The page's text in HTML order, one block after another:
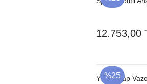
12.753,00
%25
Yivli Ahşap